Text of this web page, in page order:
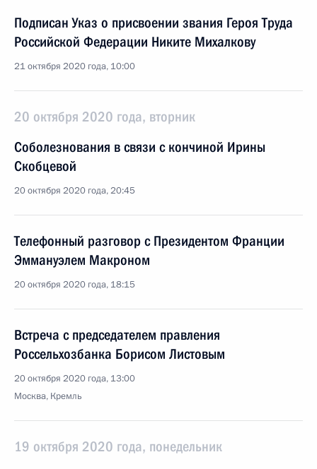
Подписан Указ о присвоении звания Героя Труда
Российской Федерации Никите Михалкову
21 октября 2020 года, 10:00
20 октября 2020 года, вторник
Соболезнования в связи с кончиной Ирины
Скобцевой
20 октября 2020 года, 20:45
Телефонный разговор с Президентом Франции
Эммануэлем Макроном
20 октября 2020 года, 18:15
Встреча с председателем правления
Россельхозбанка Борисом Листовым
20 октября 2020 года, 13:00
Москва, Кремль
19 октября 2020 года, понедельник